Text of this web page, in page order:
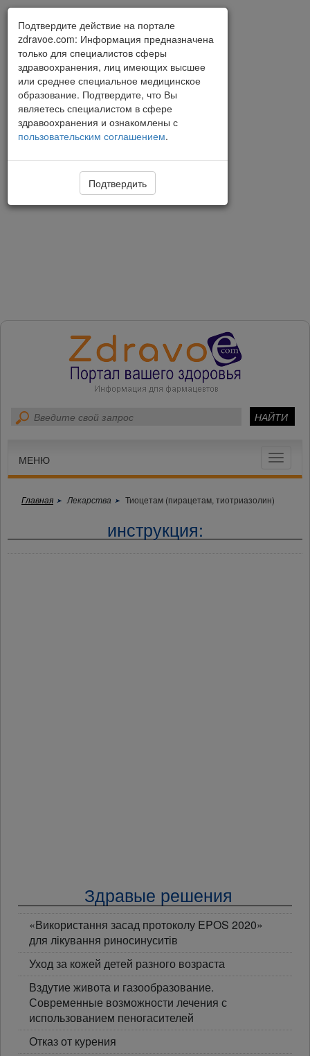
Toggle
МЕНЮ
Главная Лекарства Тиоцетам (пирацетам, тиотриазолин)
инструкция:
Здравые решения
«Використання засад протоколу EPOS 2020»
для лікування риносинуситів
Уход за кожей детей разного возраста
Вздутие живота и газообразование.
Современные возможности лечения с
использованием пеногасителей
Отказ от курения
Подтвердите действие на портале
zdravoe.com: Информация предназначена
только для специалистов сферы
здравоохранения, лиц имеющих высшее
или среднее специальное медицинское
образование. Подтвердите, что Вы
являетесь специалистом в сфере
здравоохранения и ознакомлены с
пользовательским соглашением.
Подтвердить